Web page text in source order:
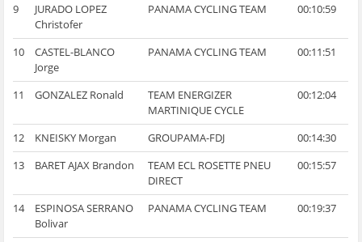
9
JURADO LOPEZ
Christofer
PANAMA CYCLING TEAM 00:10:59
10
CASTEL-BLANCO
Jorge
PANAMA CYCLING TEAM 00:11:51
11 GONZALEZ Ronald
TEAM ENERGIZER
MARTINIQUE CYCLE
00:12:04
12 KNEISKY Morgan GROUPAMA-FDJ
00:14:30
13
BARET AJAX Brandon
TEAM ECL ROSETTE PNEU
DIRECT
00:15:57
14
ESPINOSA SERRANO
Bolivar
PANAMA CYCLING TEAM 00:19:37